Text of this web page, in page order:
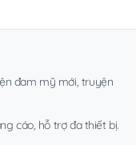
đam mỹ mới, truyện
cáo, hỗ trợ đa thiết bị.